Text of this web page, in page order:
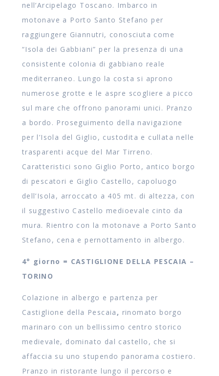
nell’Arcipelago Toscano. Imbarco in
motonave a Porto Santo Stefano per
raggiungere Giannutri, conosciuta come
“Isola dei Gabbiani” per la presenza di una
consistente colonia di gabbiano reale
mediterraneo. Lungo la costa si aprono
numerose grotte e le aspre scogliere a picco
sul mare che offrono panorami unici. Pranzo
a bordo. Proseguimento della navigazione
per l’Isola del Giglio, custodita e cullata nelle
trasparenti acque del Mar Tirreno.
Caratteristici sono Giglio Porto, antico borgo
di pescatori e Giglio Castello, capoluogo
dell’Isola, arroccato a 405 mt. di altezza, con
il suggestivo Castello medioevale cinto da
mura. Rientro con la motonave a Porto Santo
Stefano, cena e pernottamento in albergo.
4° giorno = CASTIGLIONE DELLA PESCAIA –
TORINO
Colazione in albergo e partenza per
Castiglione della Pescaia , rinomato borgo
marinaro con un bellissimo centro storico
medievale, dominato dal castello, che si
affaccia su uno stupendo panorama costiero.
Pranzo in ristorante lungo il percorso e